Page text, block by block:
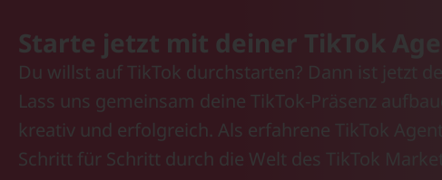
Starte jetzt mit deiner TikTok
Du willst auf TikTok durchstarten? Dann ist jetzt
Lass uns gemeinsam deine TikTok-Präsenz
kreativ und erfolgreich. Als erfahrene TikTok
Schritt für Schritt durch die Welt des TikTok